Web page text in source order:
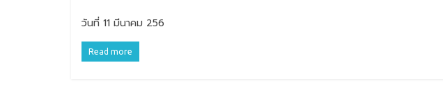
วันที่ 11 มีนาคม 256
Read more